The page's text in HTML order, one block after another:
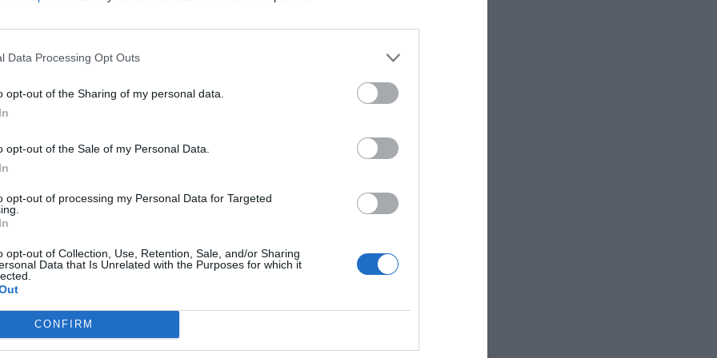
Data Processing Opt Outs
opt-out of the Sharing of my personal data.
opt-out of the Sale of my Personal Data.
opt-out of processing my Personal Data for Targeted
opt-out of Collection, Use, Retention, Sale, and/or Sharing
Data that Is Unrelated with the Purposes for which it
CONFIRM
Man for Flying Drone Over Frankfurt
Thursday after authorities spotted a drone
airports - Bild.
Evropske komisije prišla do zaključka, da za
- od dronov in težav z letali do gospodarske
der Leyen appelle l'Europe à "répondre" face à
la Russie .
de toutes les erreurs des autocrates de
via@BFMTV